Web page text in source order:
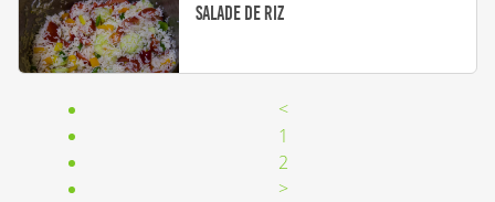
Salade de riz
<
1
2
>